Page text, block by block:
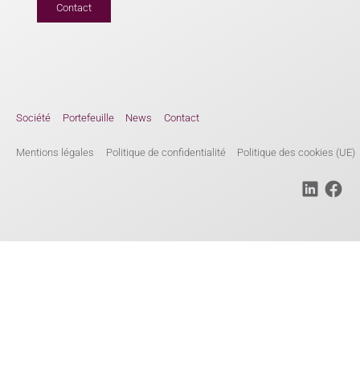
Contact
Société Portefeuille News Contact
Mentions légales Politique de confidentialité Politique des cookies (UE)